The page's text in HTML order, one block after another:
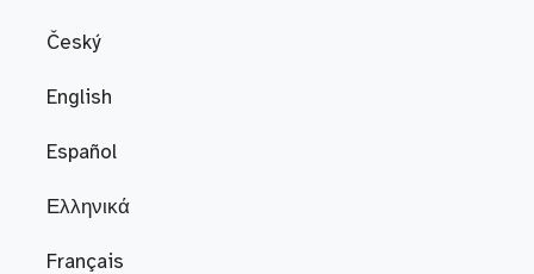
Český
English
Español
Ελληνικά
Français